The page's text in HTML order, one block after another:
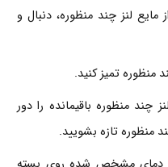
مایع لنز چند منظوره، دنبال و
منظوره تمیز کنید.
چند منظوره باقیمانده را دور
منظوره تازه بشویید.